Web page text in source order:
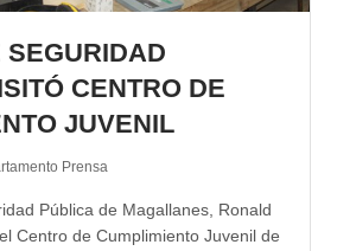
CENTRO DE
JUVENIL
Prensa
Pública de Magallanes, Ronald
Centro de Cumplimiento Juvenil de